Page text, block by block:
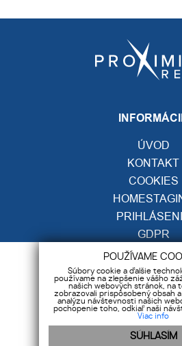
ÚVOD
KONTAKT
COOKIES
GDPR
KONTAKT
Moravská 2, 040
+421 918
POUŽÍVAME
Súbory cookie a ďalšie
používame na zlepšenie vášho
našich webových stránok, na
zobrazovali prispôsobený obsah a
analýzu návštevnosti našich
pochopenie toho, odkiaľ naši
Viac info
SÚHLASÍM